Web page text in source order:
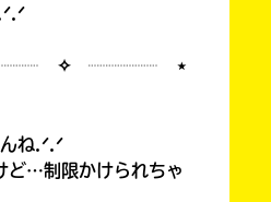
✧ ┈┈┈┈ ⋆
ね.ᐟ.ᐟ
ど…制限かけられちゃ